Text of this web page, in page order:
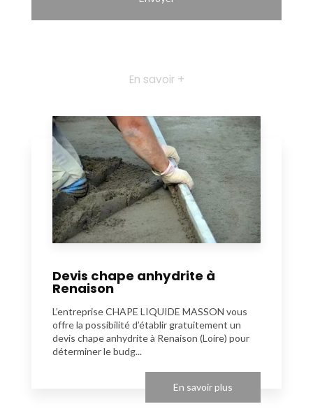
En savoir +
Devis chape anhydrite à
Renaison
L’entreprise CHAPE LIQUIDE MASSON vous
offre la possibilité d’établir gratuitement un
devis chape anhydrite à Renaison (Loire) pour
déterminer le budg...
En savoir plus